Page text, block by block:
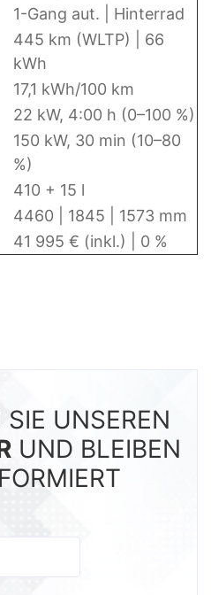
1-Gang aut. | Hinterrad
445 km (WLTP) | 66
kWh
17,1 kWh/100 km
22 kW, 4:00 h (0–100 %)
150 kW, 30 min (10–80
%)
410 + 15 l
4460 | 1845 | 1573 mm
41 995 € (inkl.) | 0 %
UNSEREN
UND BLEIBEN